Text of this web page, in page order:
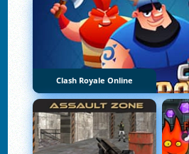
Clash Royale Online